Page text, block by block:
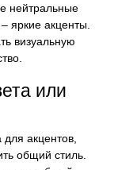
нейтральные
яркие акценты.
визуальную
или
акцентов,
общий стиль.